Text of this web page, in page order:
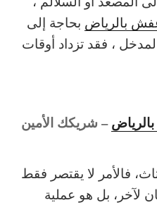
بالرياض بحاجة إلى
، فقد تزداد أوقات
– شريكك الأمين
فالأمر لا يقتصر فقط
لآخر، بل هو عملية